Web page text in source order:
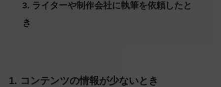
3. ライターや制作会社に執筆を依頼したと
き
1. コンテンツの情報が少ないとき